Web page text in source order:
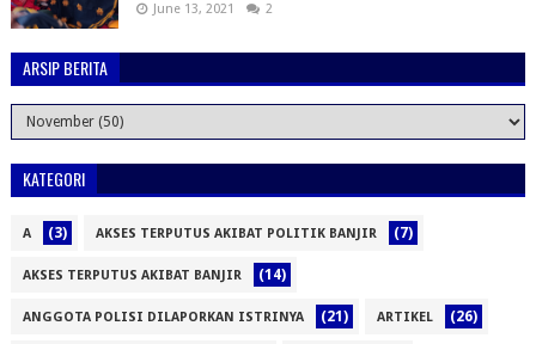
June 13, 2021 2
ARSIP BERITA
KATEGORI
A (3) AKSES TERPUTUS AKIBAT POLITIK BANJIR (7)
AKSES TERPUTUS AKIBAT BANJIR (14)
ANGGOTA POLISI DILAPORKAN ISTRINYA (21) ARTIKEL (26)